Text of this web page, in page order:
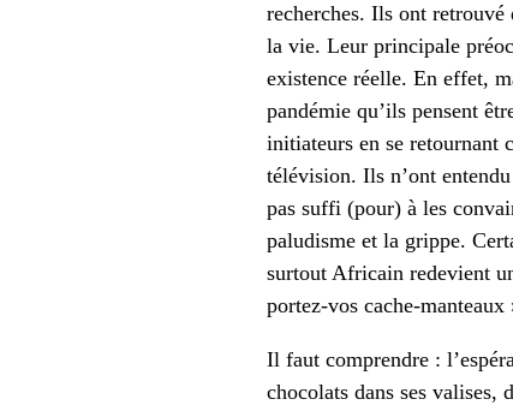
recherches. Ils ont
la vie. Leur principale
existence réelle. En effet,
pandémie qu’ils pensent
initiateurs en se retournant
télévision. Ils n’ont
pas suffi (pour) à les
paludisme et la grippe.
surtout Africain redevient
portez-vos cache-manteaux
Il faut comprendre :
chocolats dans ses